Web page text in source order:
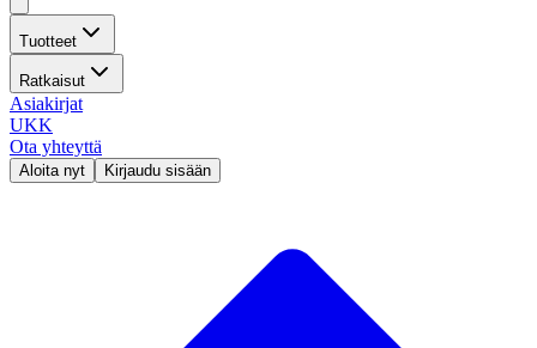
Tuotteet
Ratkaisut
Asiakirjat
UKK
Ota yhteyttä
Aloita nyt Kirjaudu sisään